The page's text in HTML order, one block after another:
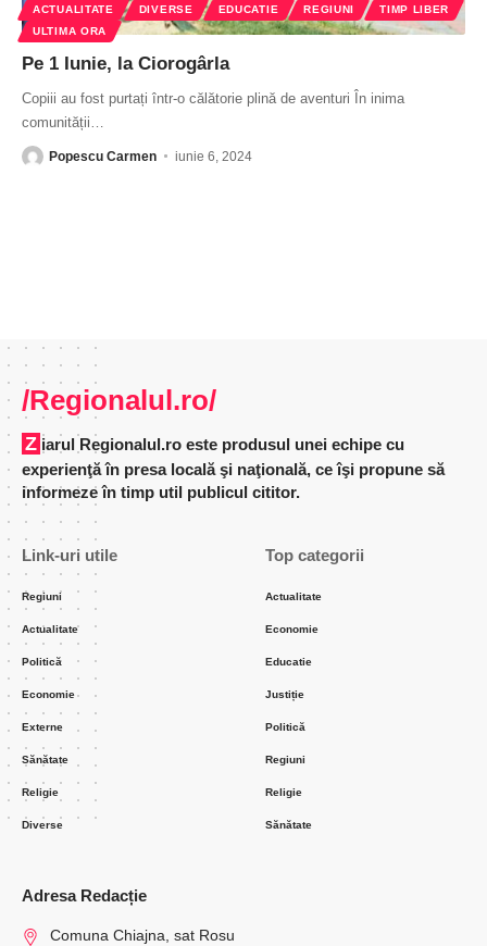
ACTUALITATE DIVERSE EDUCATIE REGIUNI
TIMP LIBER
ULTIMA ORA
Pe 1 Iunie, la Ciorogârla
Copiii au fost purtați într-o călătorie plină de aventuri În inima
comunității
Popescu Carmen iunie 6, 2024
/Regionalul.ro/
Ziarul Regionalul.ro este produsul unei echipe cu
experienţă în presa locală şi naţională, ce îşi propune să
informeze în timp util publicul cititor.
Link-uri utile
Regiuni
Actualitate
Politică
Economie
Externe
Sănătate
Religie
Diverse
Top categorii
Actualitate
Economie
Educatie
Justiție
Politică
Regiuni
Religie
Sănătate
Adresa Redacție
Comuna Chiajna, sat Rosu